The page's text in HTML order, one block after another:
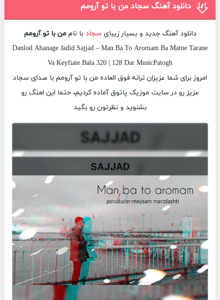
دانلود آهنگ سجاد من با تو آرومم
دانلود آهنگ جدید و بسیار زیبایسجاد با ناممن با تو آرومم
Danlod Ahanage Jadid Sajjad – Man Ba To Aromam Ba Matne Tarane
Va Keyfiate Bala 320 | 128 Dar MusicPatogh
امروز برای شما عزیزان ترانه فوق العاده من با تو آرومم با صدای سجاد
عزیز رو در سایت موزیک پاتوق آماده کردیم، حتما این اهنگ رو
بشنوید و نظرتون رو بگید